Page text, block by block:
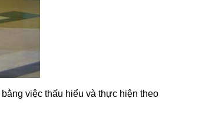
bằng việc thấu hiểu và thực hiện theo